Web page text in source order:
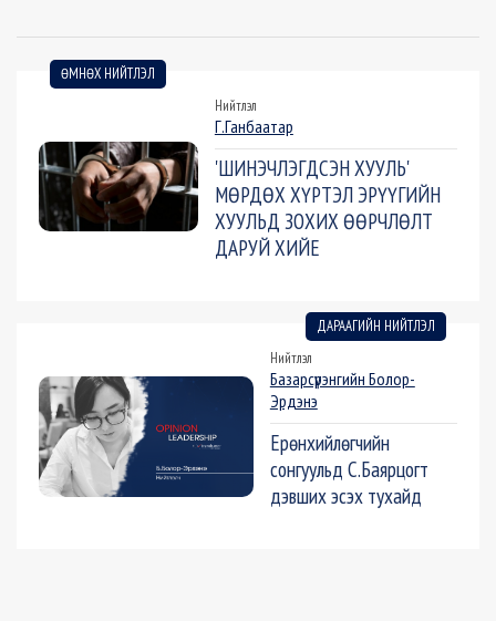
ӨМНӨХ НИЙТЛЭЛ
Нийтлэл
Г.Ганбаатар
'ШИНЭЧЛЭГДСЭН ХУУЛЬ'
МӨРДӨХ ХҮРТЭЛ ЭРҮҮГИЙН
ХУУЛЬД ЗОХИХ ӨӨРЧЛӨЛТ
ДАРУЙ ХИЙЕ
ДАРААГИЙН НИЙТЛЭЛ
Нийтлэл
Базарсүрэнгийн Болор-
Эрдэнэ
Ерөнхийлөгчийн
сонгуульд С.Баярцогт
дэвших эсэх тухайд